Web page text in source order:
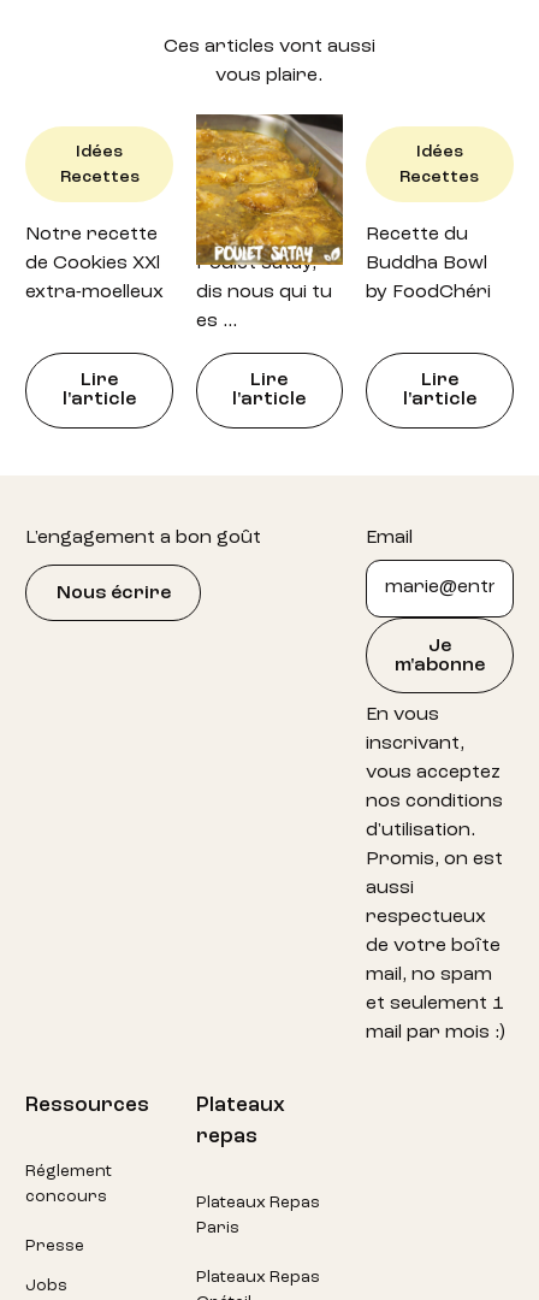
Ces articles vont aussi
vous plaire.
Idées
Recettes
Notre recette
de Cookies XXl
extra-moelleux
Lire
l'article
Idées
Recettes
Recette : petit
Poulet satay,
dis nous qui tu
es …
Lire
l'article
Idées
Recettes
Recette du
Buddha Bowl
by FoodChéri
Lire
l'article
L'engagement a bon goût
Nous écrire
Email
Je
m'abonne
En vous
inscrivant,
vous acceptez
nos conditions
d'utilisation.
Promis, on est
aussi
respectueux
de votre boîte
mail, no spam
et seulement 1
mail par mois :)
Ressources
Réglement
concours
Presse
Jobs
Plateaux
repas
Plateaux Repas
Paris
Plateaux Repas